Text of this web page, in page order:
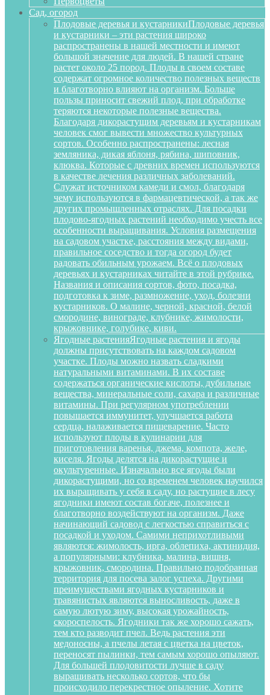
Сад, огород
Плодовые деревья и кустарникиПлодовые деревья
и кустарники – эти растения широко
распространены в нашей местности и имеют
большой значение для людей. В нашей стране
растет около 25 пород. Плоды в своем составе
содержат огромное количество полезных веществ
и благотворно влияют на организм. Больше
пользы приносит свежий плод, при обработке
теряются некоторые полезные вещества.
Благодаря дикорастущим деревьям и кустарникам
человек смог вывести множество культурных
сортов. Особенно распространены: лесная
земляника, дикая яблоня, рябина, шиповник,
клюква. Которые с древних времен используются
в качестве лечения различных заболеваний.
Служат источником камеди и смол, благодаря
чему используются в фармацевтической, а так же
других промышленных отраслях. Для посадки
плодово-ягодных растений необходимо учесть все
особенности выращивания. Условия размещения
на садовом участке, расстояния между видами,
правильное соседство и тогда огород будет
радовать обильным урожаем. Всё о плодовых
деревьях и кустарниках читайте в этой рубрике.
Названия и описания сортов, фото, посадка,
подготовка к зиме, размножение, уход, болезни
кустарников. О малине, черной, красной, белой
смородине, винограде, клубнике, жимолости,
крыжовнике, голубике, киви.
Ягодные растенияЯгодные растения и ягоды
должны присутствовать на каждом садовом
участке. Плоды можно назвать сладкими
натуральными витаминами. В их составе
содержаться органические кислоты, дубильные
вещества, минеральные соли, сахара и различные
витамины. При регулярном употреблении
повышается иммунитет, улучшается работа
сердца, налаживается пищеварение. Часто
используют плоды в кулинарии для
приготовления варенья, джема, компота, желе,
киселя. Ягоды делятся на дикорастущие и
окультуренные. Изначально все ягоды были
дикорастущими, но со временем человек научился
их выращивать у себя в саду, но растущие в лесу
ягодники имеют состав богаче, полезнее и
благотворно воздействуют на организм. Даже
начинающий садовод с легкостью справиться с
посадкой и уходом. Самими неприхотливыми
являются: жимолость, ирга, облепиха, актинидия,
а популярными: клубника, малина, вишня,
крыжовник, смородина. Правильно подобранная
территория для посева залог успеха. Другими
преимуществами ягодных кустарников и
травянистых являются выносливость, даже в
самую лютую зиму, высокая урожайность,
скороспелость. Ягодники так же хорошо сажать,
тем кто разводит пчел. Ведь растения эти
медоносны, а пчелы летая с цветка на цветок,
переносят пылинки, тем самым хорошо опыляют.
Для большей плодовитости лучше в саду
выращивать несколько сортов, что бы
происходило перекрестное опыление. Хотите